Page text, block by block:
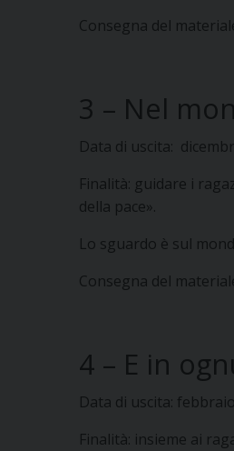
Consegna del
3 – Nel
Data di uscita:
Finalità: guidare i
della pace».
Lo sguardo è sul
Consegna del
4 – E in
Data di uscita:
Finalità: insieme ai